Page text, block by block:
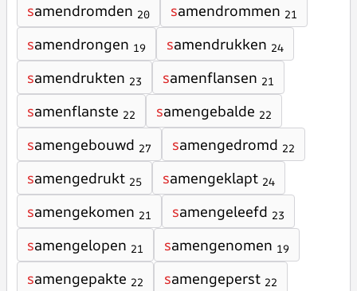
samendromden 20 samendrommen 21
samendrongen 19 samendrukken 24
samendrukten 23 samenflansen 21
samenflanste 22 samengebalde 22
samengebouwd 27 samengedromd 22
samengedrukt 25 samengeklapt 24
samengekomen 21 samengeleefd 23
samengelopen 21 samengenomen 19
samengepakte 22 samengeperst 22